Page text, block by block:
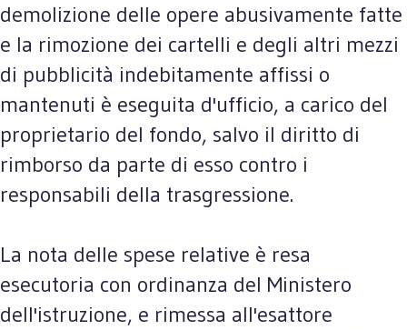
demolizione delle opere abusivamente fatte
e la rimozione dei cartelli e degli altri mezzi
di pubblicità indebitamente affissi o
mantenuti è eseguita d'ufficio, a carico del
proprietario del fondo, salvo il diritto di
rimborso da parte di esso contro i
responsabili della trasgressione.
La nota delle spese relative è resa
esecutoria con ordinanza del Ministero
dell'istruzione, e rimessa all'esattore